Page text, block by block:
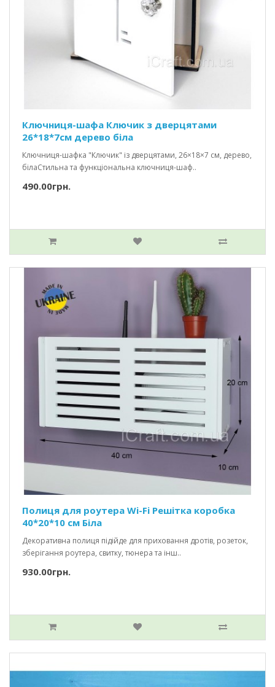
Ключниця-шафа Ключик з дверцятами
26*18*7см дерево біла
Ключниця-шафка "Ключик" із дверцятами, 26×18×7 см, дерево,
білаСтильна та функціональна ключниця-шаф..
490.00грн.
Полиця для роутера Wi-Fi Решітка коробка
40*20*10 см Біла
Декоративна полиця підійде для приховання дротів, розеток,
зберігання роутера, свитку, тюнера та інш..
930.00грн.